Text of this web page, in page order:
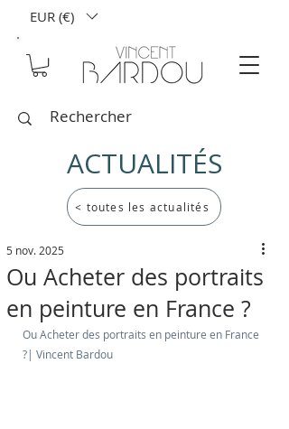
EUR (€)
ACTUALITÉS
< toutes les actualités
Ou Acheter des portraits
en peinture en France ?
5 nov. 2025
Ou Acheter des portraits en peinture en France
?| Vincent Bardou